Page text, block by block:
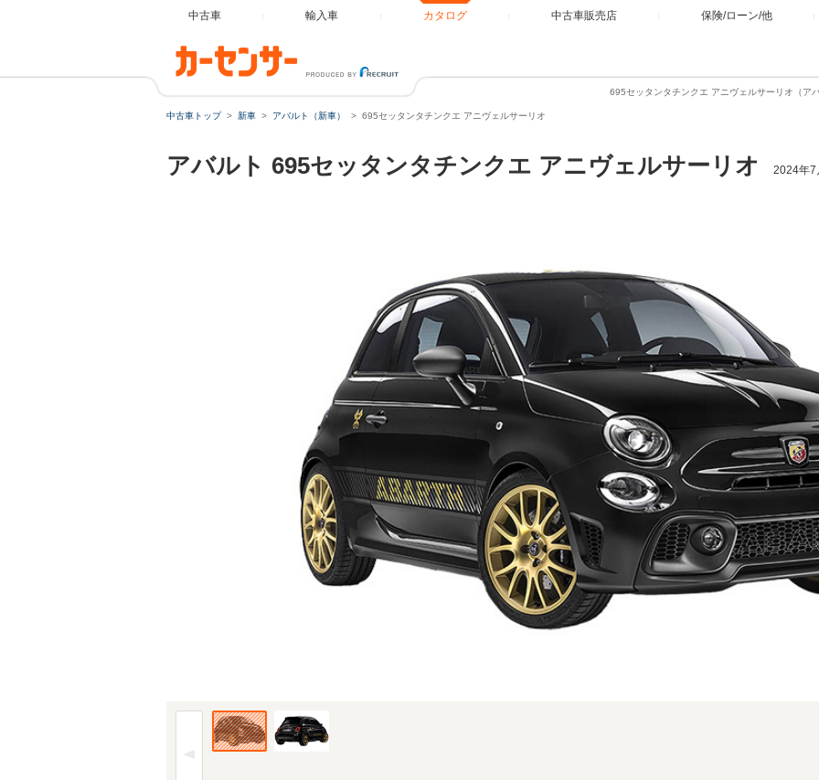
中古車 輸入車 カタログ 中古車販売店 保険/ローン/他
695セッタンタチンクエ アニヴェルサーリオ（ア
中古車トップ 新車 アバルト（新車） 695セッタンタチンクエ アニヴェルサーリオ
アバルト 695セッタンタチンクエ アニヴェルサーリオ 2024年7